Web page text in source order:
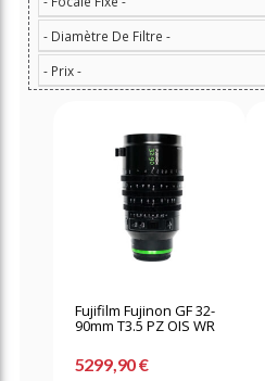
Fujifilm Fujinon GF 32-
90mm T3.5 PZ OIS WR
5299,90 €